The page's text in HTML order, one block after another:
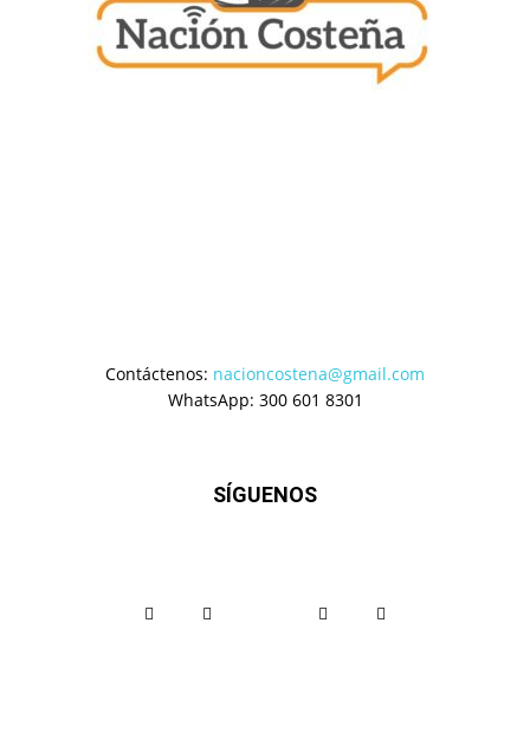
Contáctenos: nacioncostena@gmail.com
WhatsApp: 300 601 8301
SÍGUENOS